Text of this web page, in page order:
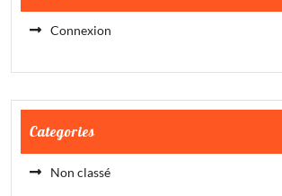
Connexion
Categories
Non classé